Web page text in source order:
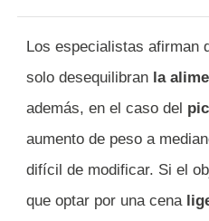
Los especialistas afirman
solo desequilibran la
además, en el caso del
aumento de peso a
difícil de modificar. Si el
que optar por una cena